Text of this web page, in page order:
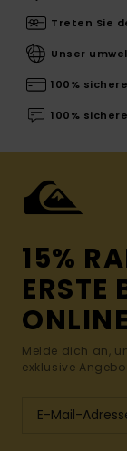
Treten Sie
Unser
100%
100%
15%
ERSTE
Melde dich an,
exklusive